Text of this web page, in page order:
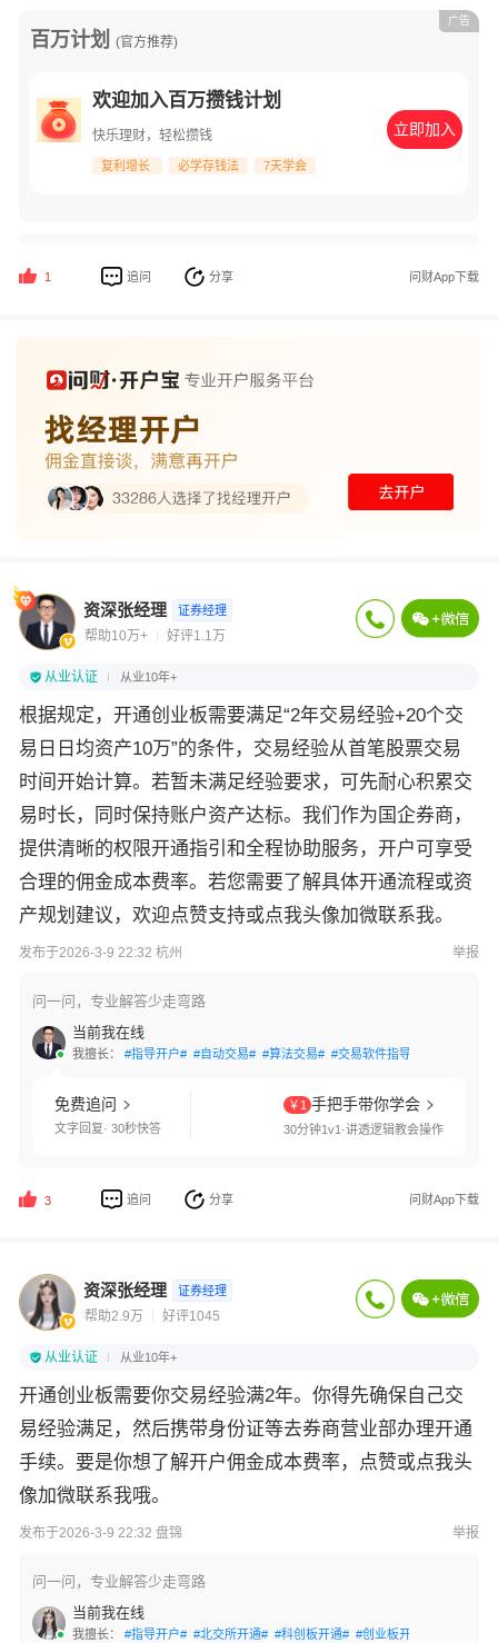
百万计划 (官方推荐)
欢迎加入百万攒钱计划
快乐理财，轻松攒钱
复利增长 必学存钱法 7天学会
立即加入
广告
1 追问 分享 问财App下载
资深张经理 证券经理
帮助10万+ 好评1.1万
从业认证 从业10年+
根据规定，开通创业板需要满足“2年交易经验+20个交
易日日均资产10万”的条件，交易经验从首笔股票交易
时间开始计算。若暂未满足经验要求，可先耐心积累交
易时长，同时保持账户资产达标。我们作为国企券商，
提供清晰的权限开通指引和全程协助服务，开户可享受
合理的佣金成本费率。若您需要了解具体开通流程或资
产规划建议，欢迎点赞支持或点我头像加微联系我。
发布于2026-3-9 22:32 杭州 举报
问一问，专业解答少走弯路
当前我在线
我擅长： #指导开户# #自动交易# #算法交易# #交易软件指导#
免费追问
文字回复· 30秒快答
￥1 手把手带你学会
30分钟1v1·讲透逻辑教会操作
3 追问 分享 问财App下载
资深张经理 证券经理
帮助2.9万 好评1045
从业认证 从业10年+
开通创业板需要你交易经验满2年。你得先确保自己交
易经验满足，然后携带身份证等去券商营业部办理开通
手续。要是你想了解开户佣金成本费率，点赞或点我头
像加微联系我哦。
发布于2026-3-9 22:32 盘锦 举报
问一问，专业解答少走弯路
当前我在线
我擅长： #指导开户# #北交所开通# #科创板开通# #创业板开通#